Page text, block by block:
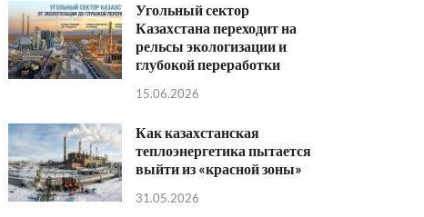
Угольный сектор
Казахстана переходит на
рельсы экологизации и
глубокой переработки
15.06.2026
Как казахстанская
теплоэнергетика пытается
выйти из «красной зоны»
31.05.2026